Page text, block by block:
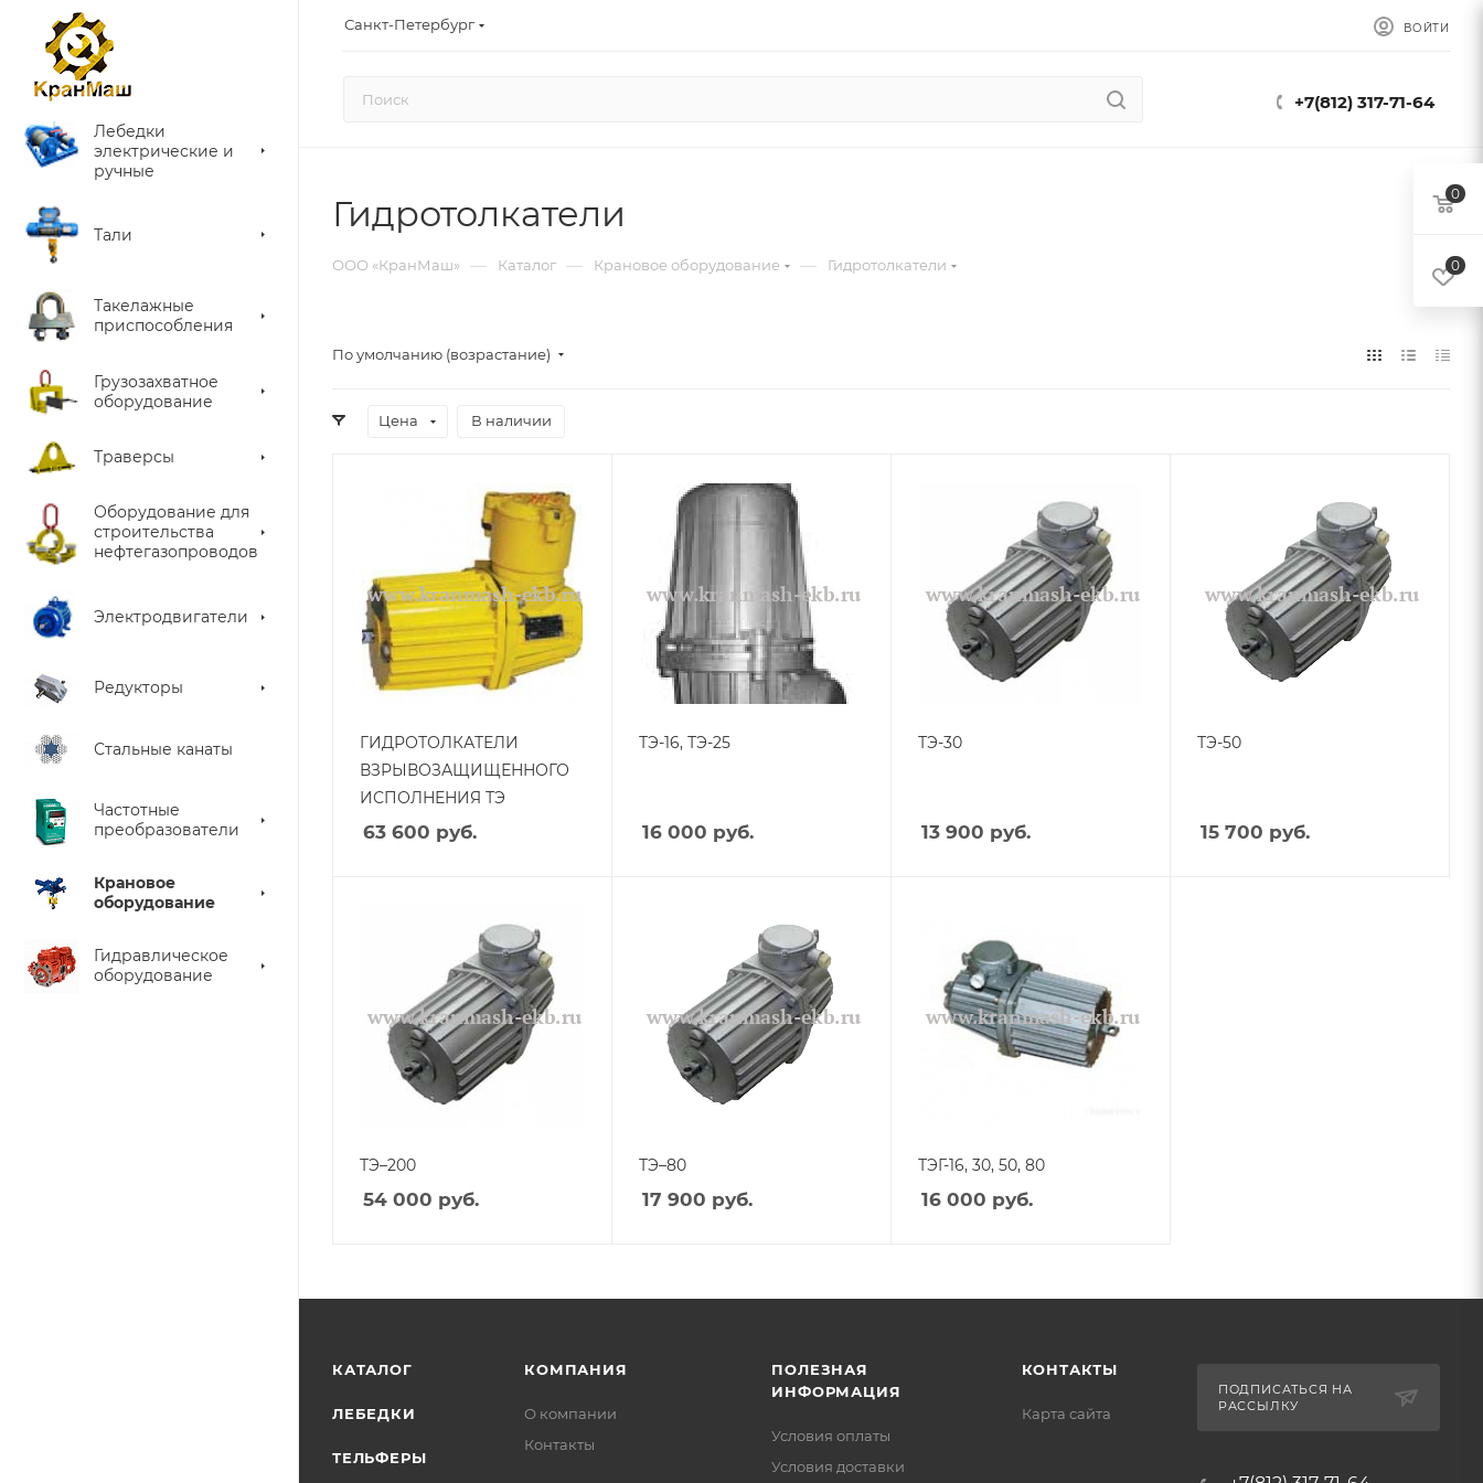
Санкт-Петербург ВОЙТИ
+7(812) 317-71-64
Лебедки
электрические и
ручные
Тали
Такелажные
приспособления
Грузозахватное
оборудование
Траверсы
Оборудование для
строительства
нефтегазопроводов
Электродвигатели
Редукторы
Стальные канаты
Частотные
преобразователи
Крановое
оборудование
Гидравлическое
оборудование
Гидротолкатели
ООО «КранМаш» — Каталог — Крановое оборудование — Гидротолкатели
По умолчанию (возрастание)
Цена В наличии
ГИДРОТОЛКАТЕЛИ
ВЗРЫВОЗАЩИЩЕННОГО
ИСПОЛНЕНИЯ ТЭ
63 600 руб.
ТЭ-16, ТЭ-25
16 000 руб.
ТЭ-30
13 900 руб.
ТЭ-50
15 700 руб.
ТЭ–200
54 000 руб.
ТЭ–80
17 900 руб.
ТЭГ-16, 30, 50, 80
16 000 руб.
КАТАЛОГ
ЛЕБЕДКИ
ТЕЛЬФЕРЫ
КОМПАНИЯ
О компании
Контакты
ПОЛЕЗНАЯ
ИНФОРМАЦИЯ
Условия оплаты
Условия доставки
КОНТАКТЫ
Карта сайта
ПОДПИСАТЬСЯ НА
РАССЫЛКУ
0
0